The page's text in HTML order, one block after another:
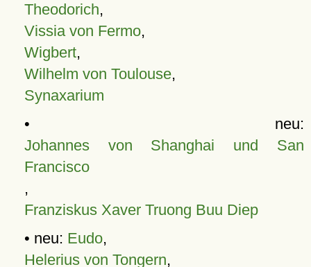
Theodorich,
Vissia von Fermo,
Wigbert,
Wilhelm von Toulouse,
Synaxarium
• neu:
Johannes von Shanghai und San
Francisco
,
Franziskus Xaver Truong Buu Diep
• neu: Eudo,
Helerius von Tongern,